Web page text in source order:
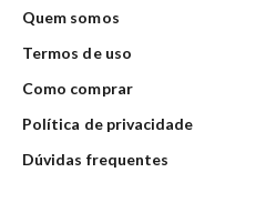
Quem somos
Termos de uso
Como comprar
Política de privacidade
Dúvidas frequentes